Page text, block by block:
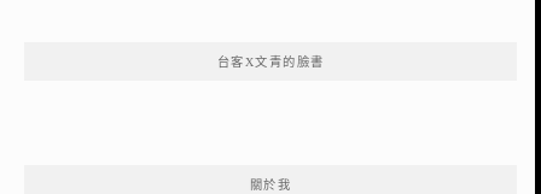
台客X文青的臉書
關於我